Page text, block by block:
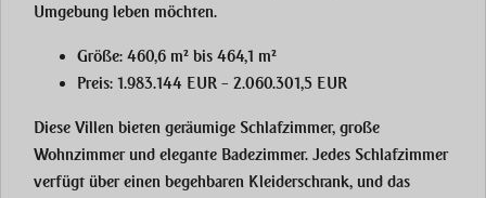
Umgebung leben möchten.
Größe: 460,6 m² bis 464,1 m²
Preis: 1.983.144 EUR – 2.060.301,5 EUR
Diese Villen bieten geräumige Schlafzimmer, große
Wohnzimmer und elegante Badezimmer. Jedes Schlafzimmer
verfügt über einen begehbaren Kleiderschrank, und das